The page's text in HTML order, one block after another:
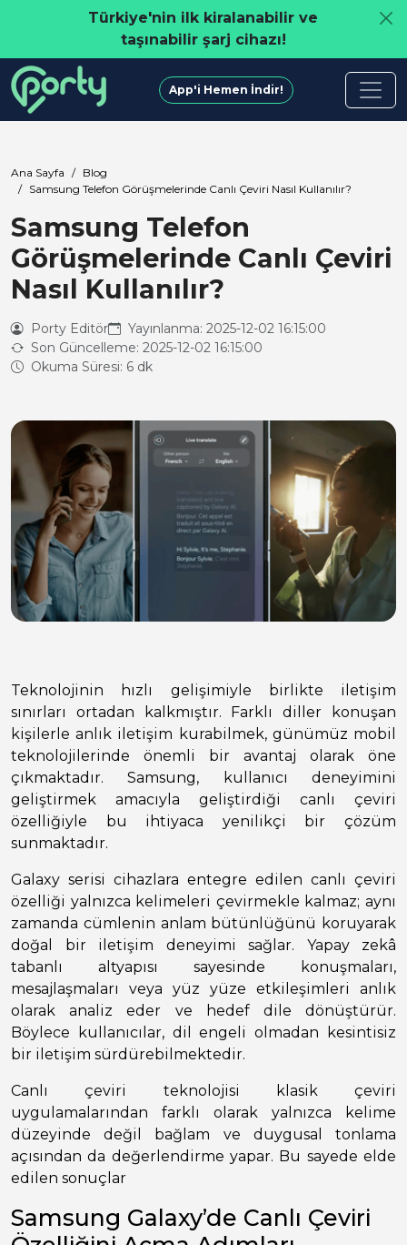
Türkiye'nin ilk kiralanabilir ve
taşınabilir şarj cihazı!
App'i Hemen İndir!
Ana Sayfa
Blog
Samsung Telefon Görüşmelerinde Canlı Çeviri Nasıl Kullanılır?
Samsung Telefon
Görüşmelerinde Canlı Çeviri
Nasıl Kullanılır?
Porty Editör
Yayınlanma: 2025-12-02 16:15:00
Son Güncelleme: 2025-12-02 16:15:00
Okuma Süresi: 6 dk
Teknolojinin hızlı gelişimiyle birlikte iletişim
sınırları ortadan kalkmıştır. Farklı diller konuşan
kişilerle anlık iletişim kurabilmek, günümüz mobil
teknolojilerinde önemli bir avantaj olarak öne
çıkmaktadır. Samsung, kullanıcı deneyimini
geliştirmek amacıyla geliştirdiği canlı çeviri
özelliğiyle bu ihtiyaca yenilikçi bir çözüm
sunmaktadır.
Galaxy serisi cihazlara entegre edilen canlı çeviri
özelliği yalnızca kelimeleri çevirmekle kalmaz; aynı
zamanda cümlenin anlam bütünlüğünü koruyarak
doğal bir iletişim deneyimi sağlar. Yapay zekâ
tabanlı altyapısı sayesinde konuşmaları,
mesajlaşmaları veya yüz yüze etkileşimleri anlık
olarak analiz eder ve hedef dile dönüştürür.
Böylece kullanıcılar, dil engeli olmadan kesintisiz
bir iletişim sürdürebilmektedir.
Canlı çeviri teknolojisi klasik çeviri
uygulamalarından farklı olarak yalnızca kelime
düzeyinde değil bağlam ve duygusal tonlama
açısından da değerlendirme yapar. Bu sayede elde
edilen sonuçlar
Samsung Galaxy’de Canlı Çeviri